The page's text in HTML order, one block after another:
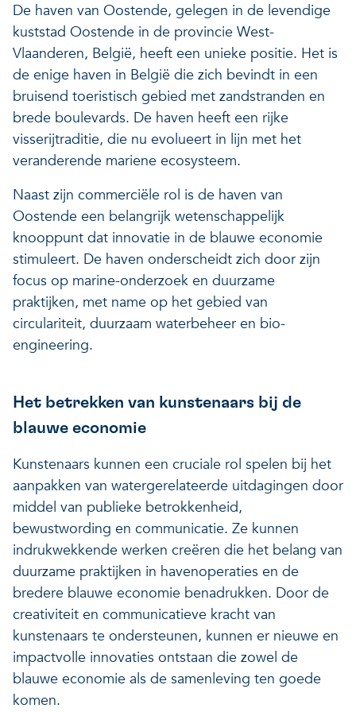
De haven van Oostende, gelegen in de levendige
kuststad Oostende in de provincie West-
Vlaanderen, België, heeft een unieke positie. Het is
de enige haven in België die zich bevindt in een
bruisend toeristisch gebied met zandstranden en
brede boulevards. De haven heeft een rijke
visserijtraditie, die nu evolueert in lijn met het
veranderende mariene ecosysteem.
Naast zijn commerciële rol is de haven van
Oostende een belangrijk wetenschappelijk
knooppunt dat innovatie in de blauwe economie
stimuleert. De haven onderscheidt zich door zijn
focus op marine-onderzoek en duurzame
praktijken, met name op het gebied van
circulariteit, duurzaam waterbeheer en bio-
engineering.
Het betrekken van kunstenaars bij de
blauwe economie
Kunstenaars kunnen een cruciale rol spelen bij het
aanpakken van watergerelateerde uitdagingen door
middel van publieke betrokkenheid,
bewustwording en communicatie. Ze kunnen
indrukwekkende werken creëren die het belang van
duurzame praktijken in havenoperaties en de
bredere blauwe economie benadrukken. Door de
creativiteit en communicatieve kracht van
kunstenaars te ondersteunen, kunnen er nieuwe en
impactvolle innovaties ontstaan die zowel de
blauwe economie als de samenleving ten goede
komen.